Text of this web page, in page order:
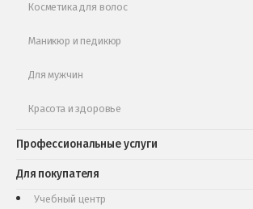
Косметика для волос
Маникюр и педикюр
Для мужчин
Красота и здоровье
Профессиональные услуги
Для покупателя
Учебный центр